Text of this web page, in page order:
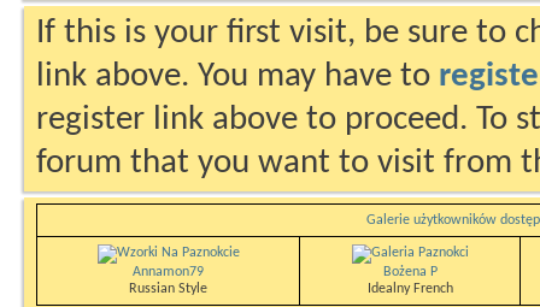
If this is your first visit, be sure to
link above. You may have to
register link above to proceed. To
forum that you want to visit from
Galerie użytkowników
Annamon79
Russian Style
Bożena P
Idealny French